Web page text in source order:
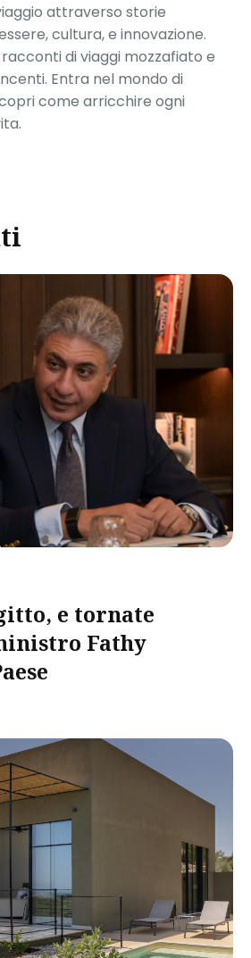
attraverso storie
cultura, e innovazione.
di viaggi mozzafiato e
Entra nel mondo di
come arricchire ogni
e tornate
Fathy